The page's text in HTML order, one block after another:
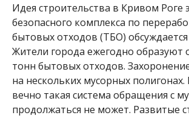
Идея строительства в Кривом Роге
безопасного комплекса по
бытовых отходов (ТБО)
Жители города ежегодно образуют
тонн бытовых отходов.
на нескольких мусорных
вечно такая система обращения с
продолжаться не может. Развитые